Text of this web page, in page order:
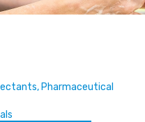
Pharmaceutical